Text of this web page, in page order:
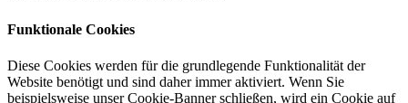
Funktionale Cookies
Diese Cookies werden für die grundlegende Funktionalität der
Website benötigt und sind daher immer aktiviert. Wenn Sie
beispielsweise unser Cookie-Banner schließen, wird ein Cookie auf